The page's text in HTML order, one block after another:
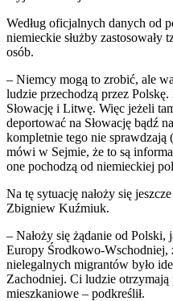
Według oficjalnych danych od
niemieckie służby zastosowały
osób.
– Niemcy mogą to zrobić, ale
ludzie przechodzą przez
Słowację i Litwę. Więc jeżeli
deportować na Słowację bądź
kompletnie tego nie
mówi w Sejmie, że to są
one pochodzą od niemieckiej
Na tę sytuację nałoży się
Zbigniew Kuźmiuk.
– Nałoży się żądanie od
Europy Środkowo-Wschodniej,
nielegalnych migrantów było
Zachodniej. Ci ludzie
mieszkaniowe – podkreślił.